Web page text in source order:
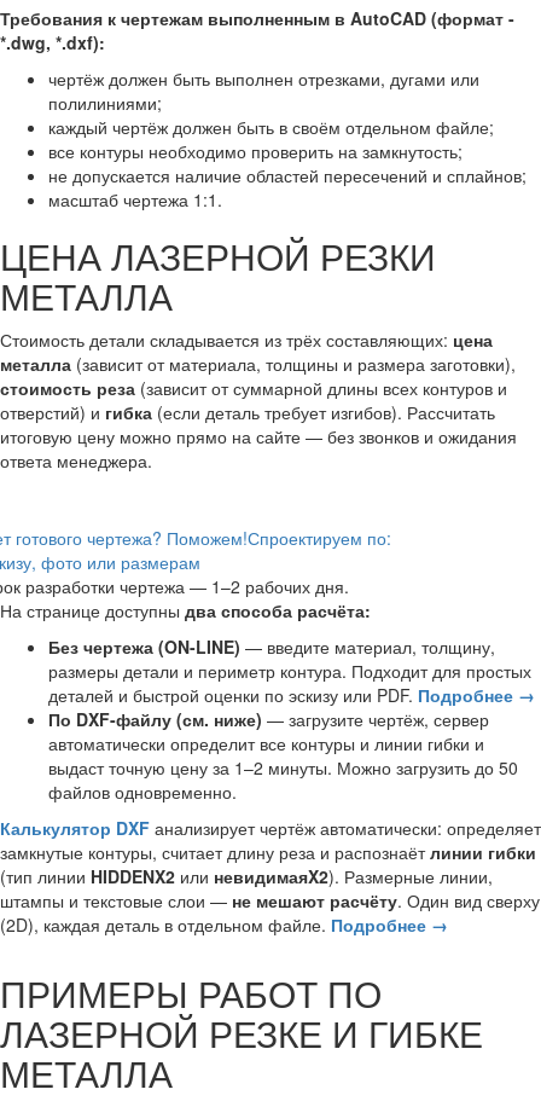
Требования к чертежам выполненным в AutoCAD (формат -
*.dwg, *.dxf):
чертёж должен быть выполнен отрезками, дугами или
полилиниями;
каждый чертёж должен быть в своём отдельном файле;
все контуры необходимо проверить на замкнутость;
не допускается наличие областей пересечений и сплайнов;
масштаб чертежа 1:1.
ЦЕНА ЛАЗЕРНОЙ РЕЗКИ
МЕТАЛЛА
Стоимость детали складывается из трёх составляющих: цена
металла (зависит от материала, толщины и размера заготовки),
стоимость реза (зависит от суммарной длины всех контуров и
отверстий) и гибка (если деталь требует изгибов). Рассчитать
итоговую цену можно прямо на сайте — без звонков и ожидания
ответа менеджера.
готового чертежа? Поможем!Спроектируем по:
фото или размерам
разработки чертежа — 1–2 рабочих дня.
На странице доступны два способа расчёта:
Без чертежа (ON-LINE) — введите материал, толщину,
размеры детали и периметр контура. Подходит для простых
деталей и быстрой оценки по эскизу или PDF. Подробнее →
По DXF-файлу (см. ниже) — загрузите чертёж, сервер
автоматически определит все контуры и линии гибки и
выдаст точную цену за 1–2 минуты. Можно загрузить до 50
файлов одновременно.
Калькулятор DXF анализирует чертёж автоматически: определяет
замкнутые контуры, считает длину реза и распознаётлинии гибки
(тип линии HIDDENX2 или невидимаяX2). Размерные линии,
штампы и текстовые слои — не мешают расчёту. Один вид сверху
(2D), каждая деталь в отдельном файле. Подробнее →
ПРИМЕРЫ РАБОТ ПО
ЛАЗЕРНОЙ РЕЗКЕ И ГИБКЕ
МЕТАЛЛА